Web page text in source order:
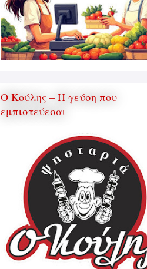
Ο Κούλης – Η γεύση που
εμπιστεύεσαι